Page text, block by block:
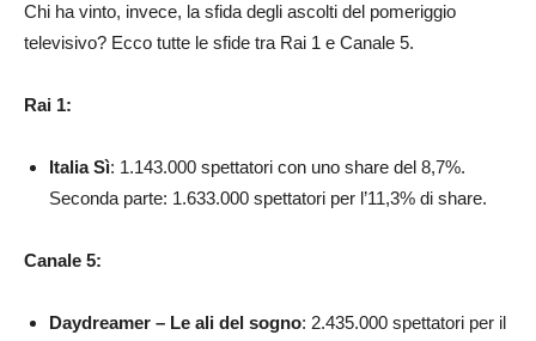
Chi ha vinto, invece, la sfida degli ascolti del pomeriggio
televisivo? Ecco tutte le sfide tra Rai 1 e Canale 5.
Rai 1:
Italia Sì: 1.143.000 spettatori con uno share del 8,7%.
Seconda parte: 1.633.000 spettatori per l’11,3% di share.
Canale 5:
Daydreamer – Le ali del sogno: 2.435.000 spettatori per il